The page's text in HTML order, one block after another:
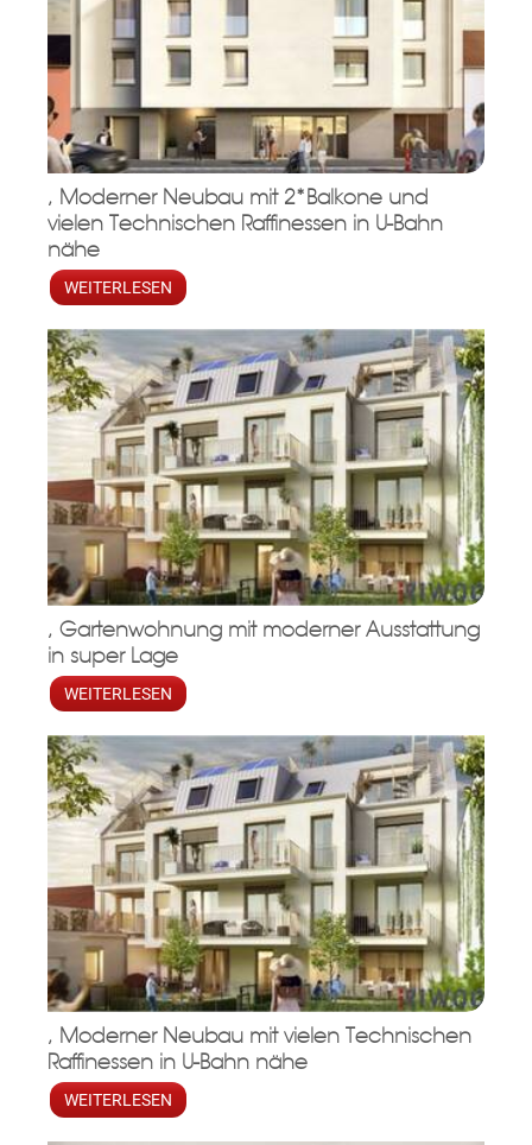
, Moderner Neubau mit 2*Balkone und
vielen Technischen Raffinessen in U-Bahn
nähe
WEITERLESEN
, Gartenwohnung mit moderner Ausstattung
in super Lage
WEITERLESEN
, Moderner Neubau mit vielen Technischen
Raffinessen in U-Bahn nähe
WEITERLESEN